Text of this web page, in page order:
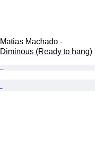
Matias Machado -
Diminous (Ready to hang)